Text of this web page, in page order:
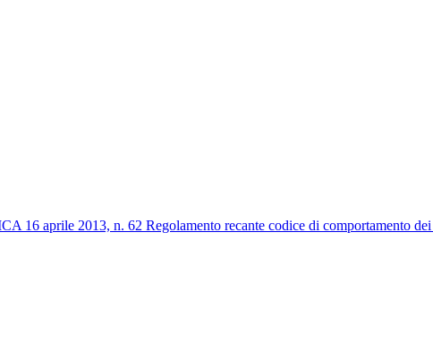
aprile 2013, n. 62 Regolamento recante codice di comportamento